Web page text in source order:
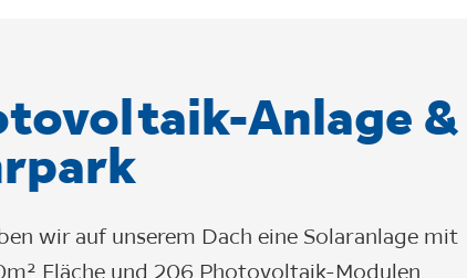
Anlage &
wir auf unserem Dach eine Solaranlage mit
Fläche und 206 Photovoltaik-Modulen